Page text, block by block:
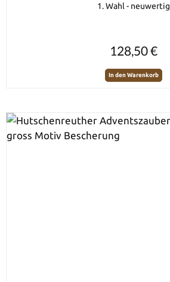
1. Wahl - neuwertig
128,50 €
In den Warenkorb